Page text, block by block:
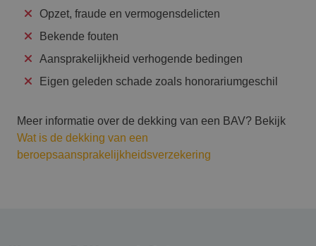
Opzet, fraude en vermogensdelicten
Bekende fouten
Aansprakelijkheid verhogende bedingen
Eigen geleden schade zoals honorariumgeschil
Meer informatie over de dekking van een BAV? Bekijk
Wat is de dekking van een
beroepsaansprakelijkheidsverzekering